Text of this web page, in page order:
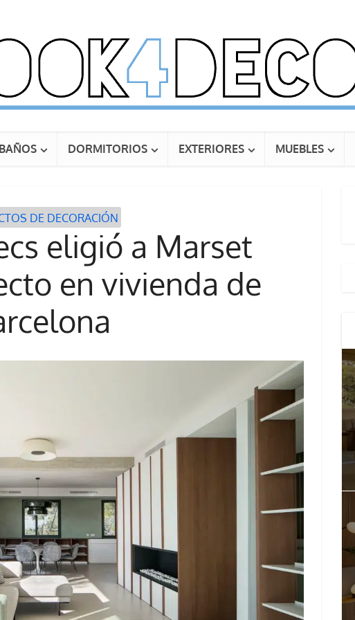
DORMITORIOS EXTERIORES MUEBLES
DE DECORACIÓN
eligió a Marset
en vivienda de